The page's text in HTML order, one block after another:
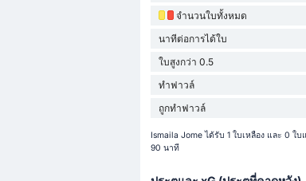
จำนวนใบทั้งหมด
นาทีต่อการได้ใบ
ใบสูงกว่า 0.5
ทำฟาวล์
ถูกทำฟาวล์
Ismaila Jome ได้รับ 1 ใบเหลือง และ 0
90 นาที